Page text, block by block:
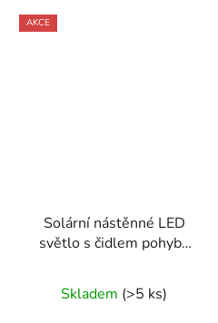
AKCE
Solární nástěnné LED
světlo s čidlem pohybu
Skladem (>5 ks)